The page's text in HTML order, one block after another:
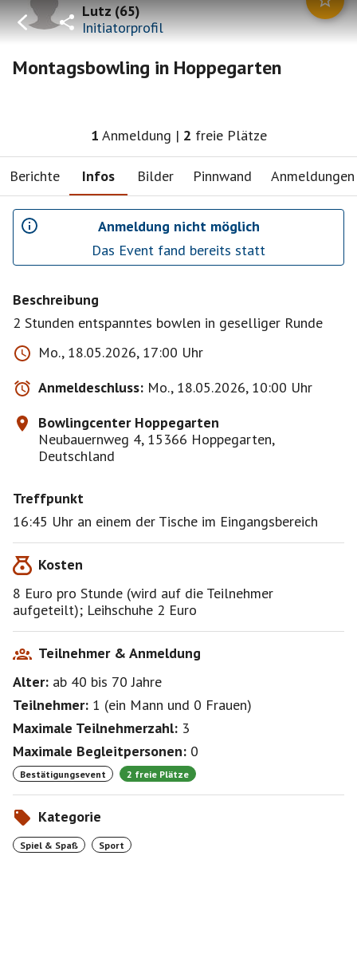
Lutz(65)
Initiatorprofil
Montagsbowling in Hoppegarten
1 Anmeldung | 2 freie Plätze
Berichte Infos Bilder Pinnwand Anmeldungen
Anmeldung nicht möglich
Das Event fand bereits statt
Beschreibung
2 Stunden entspanntes bowlen in geselliger Runde
Mo., 18.05.2026, 17:00 Uhr
Anmeldeschluss: Mo., 18.05.2026, 10:00 Uhr
Bowlingcenter Hoppegarten
Neubauernweg 4, 15366 Hoppegarten,
Deutschland
Treffpunkt
16:45 Uhr an einem der Tische im Eingangsbereich
Kosten
8 Euro pro Stunde (wird auf die Teilnehmer
aufgeteilt); Leihschuhe 2 Euro
Teilnehmer & Anmeldung
Alter: ab 40 bis 70Jahre
Teilnehmer: 1 (ein Mann und 0 Frauen)
Maximale Teilnehmerzahl: 3
Maximale Begleitpersonen: 0
Bestätigungsevent 2 freie Plätze
Kategorie
Spiel & Spaß Sport